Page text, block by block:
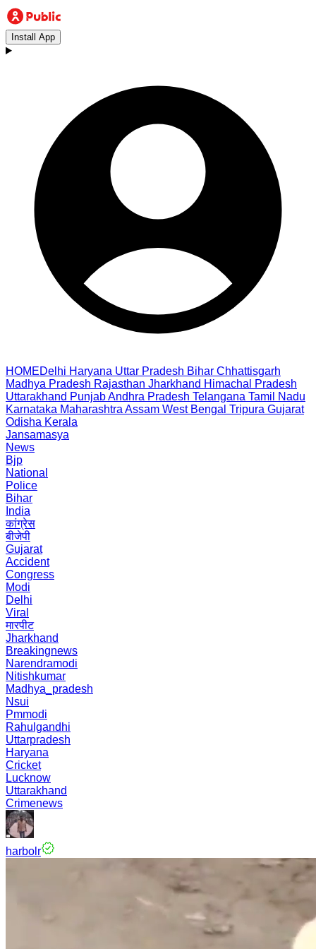
Install App
HOMEDelhi Haryana Uttar Pradesh Bihar Chhattisgarh
Madhya Pradesh Rajasthan Jharkhand Himachal Pradesh
Uttarakhand PunjabAndhra Pradesh Telangana Tamil Nadu
Karnataka Maharashtra Assam West Bengal Tripura Gujarat
Odisha Kerala
Jansamasya
News
Bjp
National
Police
Bihar
India
कांग्रेस
बीजेपी
Gujarat
Accident
Congress
Modi
Delhi
Viral
मारपीट
Jharkhand
Breakingnews
Narendramodi
Nitishkumar
Madhya_pradesh
Nsui
Pmmodi
Rahulgandhi
Uttarpradesh
Haryana
Cricket
Lucknow
Uttarakhand
Crimenews
harbolr